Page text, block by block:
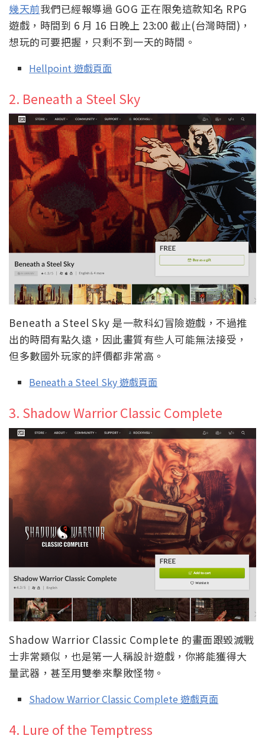
幾天前我們已經報導過 GOG 正在限免這款知名 RPG
遊戲，時間到 6 月 16 日晚上 23:00 截止(台灣時間)，
想玩的可要把握，只剩不到一天的時間。
Hellpoint 遊戲頁面
2. Beneath a Steel Sky
Beneath a Steel Sky 是一款科幻冒險遊戲，不過推
出的時間有點久遠，因此畫質有些人可能無法接受，
但多數國外玩家的評價都非常高。
Beneath a Steel Sky 遊戲頁面
3. Shadow Warrior Classic Complete
Shadow Warrior Classic Complete 的畫面跟毀滅戰
士非常類似，也是第一人稱設計遊戲，你將能獲得大
量武器，甚至用雙拳來擊敗怪物。
Shadow Warrior Classic Complete 遊戲頁面
4. Lure of the Temptress